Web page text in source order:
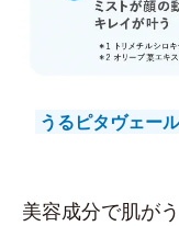
うるピタヴェー
美容成分で肌が